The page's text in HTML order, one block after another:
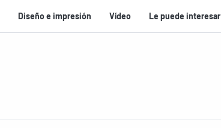
Diseño e impresión Vídeo Le puede interesar